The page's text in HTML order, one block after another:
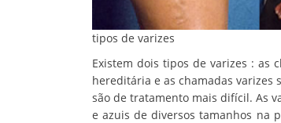
tipos de varizes
Existem dois tipos de varizes : as
hereditária e as chamadas
são de tratamento mais difícil. As
e azuis de diversos tamanhos na